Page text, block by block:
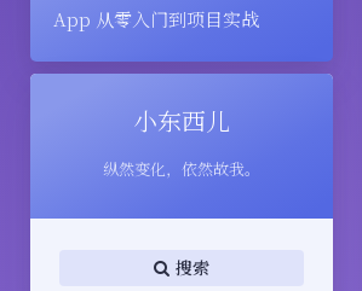
App 从零入门到项目实战
小东西儿
纵然变化，依然故我。
搜索